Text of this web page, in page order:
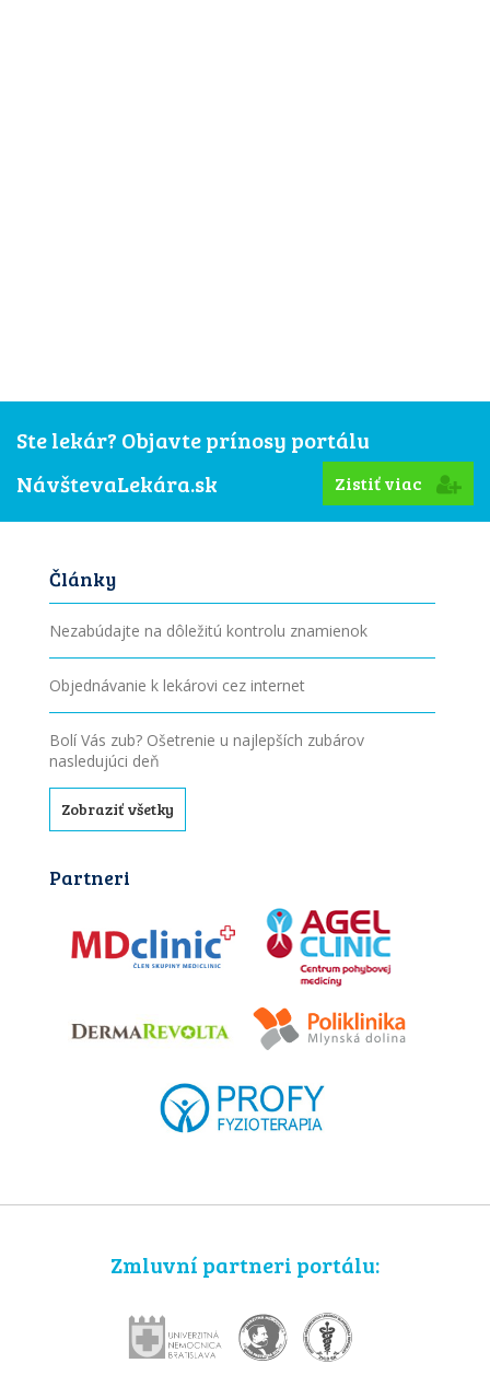
Ste lekár? Objavte prínosy portálu
NávštevaLekára.sk
Zistiť viac
Články
Nezabúdajte na dôležitú kontrolu znamienok
Objednávanie k lekárovi cez internet
Bolí Vás zub? Ošetrenie u najlepších zubárov
nasledujúci deň
Zobraziť všetky
Partneri
Zmluvní partneri portálu: